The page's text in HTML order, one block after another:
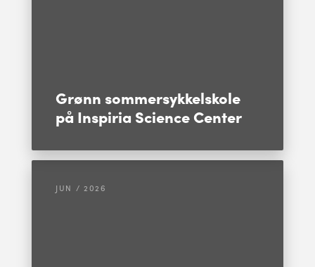
Grønn sommersykkelskole
på Inspiria Science Center
JUN / 2026